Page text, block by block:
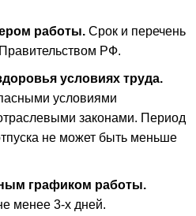
работы. Срок и перечень
РФ.
условиях труда.
условиями
законами. Период
не может быть меньше
графиком работы.
менее 3-х дней.